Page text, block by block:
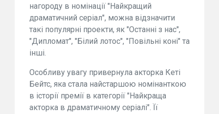
нагороду в номінації "Найкращий
драматичний серіал", можна відзначити
такі популярні проекти, як "Останні з нас",
"Дипломат", "Білий лотос", "Повільні коні" та
інші.
Особливу увагу привернула акторка Кеті
Бейтс, яка стала найстаршою номінанткою
в історії премії в категорії "Найкраща
акторка в драматичному серіалі". Її